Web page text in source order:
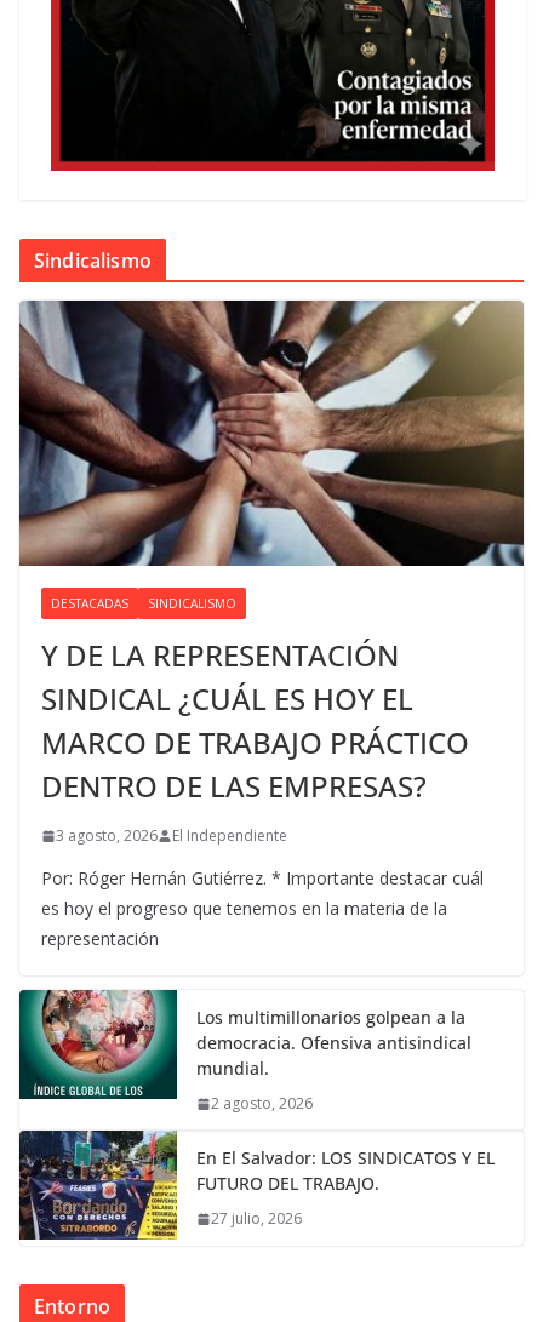
Sindicalismo
DESTACADAS SINDICALISMO
Y DE LA REPRESENTACIÓN
SINDICAL ¿CUÁL ES HOY EL
MARCO DE TRABAJO PRÁCTICO
DENTRO DE LAS EMPRESAS?
3 agosto, 2026 El Independiente
Por: Róger Hernán Gutiérrez. * Importante destacar cuál
es hoy el progreso que tenemos en la materia de la
representación
Los multimillonarios golpean a la
democracia. Ofensiva antisindical
mundial.
2 agosto, 2026
En El Salvador: LOS SINDICATOS Y EL
FUTURO DEL TRABAJO.
27 julio, 2026
Entorno